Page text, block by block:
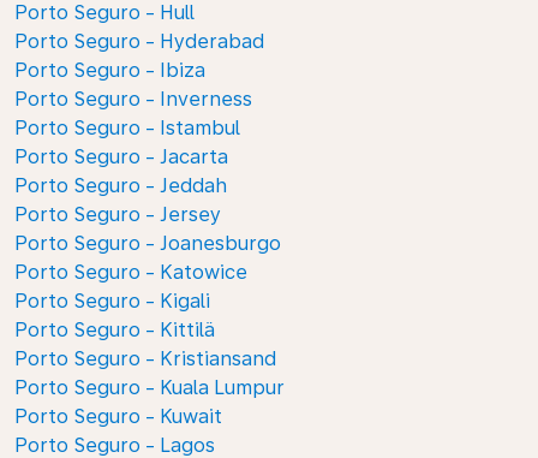
Porto Seguro - Hull
Porto Seguro - Hyderabad
Porto Seguro - Ibiza
Porto Seguro - Inverness
Porto Seguro - Istambul
Porto Seguro - Jacarta
Porto Seguro - Jeddah
Porto Seguro - Jersey
Porto Seguro - Joanesburgo
Porto Seguro - Katowice
Porto Seguro - Kigali
Porto Seguro - Kittilä
Porto Seguro - Kristiansand
Porto Seguro - Kuala Lumpur
Porto Seguro - Kuwait
Porto Seguro - Lagos